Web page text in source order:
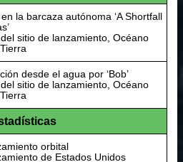
la barcaza autónoma ‘A Shortfall
sitio de lanzamiento, Océano
desde el agua por ‘Bob’
sitio de lanzamiento, Océano
orbital
de Estados Unidos